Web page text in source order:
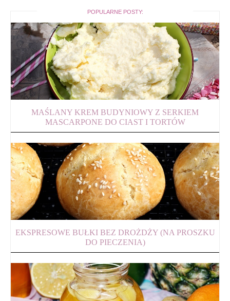
POPULARNE POSTY:
MAŚLANY KREM BUDYNIOWY Z SERKIEM
MASCARPONE DO CIAST I TORTÓW
EKSPRESOWE BUŁKI BEZ DROŻDŻY (NA PROSZKU
DO PIECZENIA)